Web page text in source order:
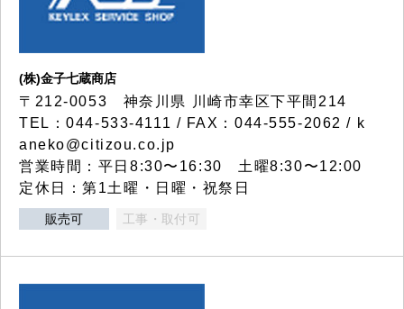
(株)金子七蔵商店
〒212-0053 神奈川県 川崎市幸区下平間214
TEL：044-533-4111 / FAX：044-555-2062 / k
aneko@citizou.co.jp
営業時間：平日8:30〜16:30 土曜8:30〜12:00
定休日：第1土曜・日曜・祝祭日
販売可 工事・取付可